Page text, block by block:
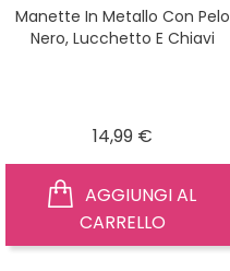
Manette In Metallo Con Pelo
Nero, Lucchetto E Chiavi
14,99 €Prezzo
CARRELLO